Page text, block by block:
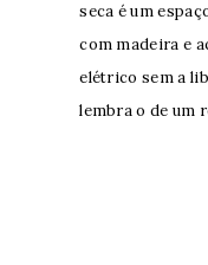
seca é um
com madeira e
elétrico sem a
lembra o de um